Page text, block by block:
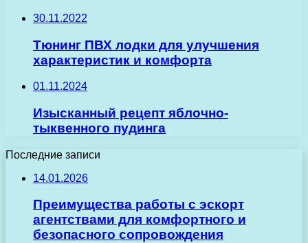
30.11.2022
Тюнинг ПВХ лодки для улучшения
характеристик и комфорта
01.11.2024
Изысканный рецепт яблочно-
тыквенного пудинга
Последние записи
14.01.2026
Преимущества работы с эскорт
агентствами для комфортного и
безопасного сопровождения